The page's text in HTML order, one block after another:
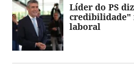
Líder do PS
credibilidade"
laboral